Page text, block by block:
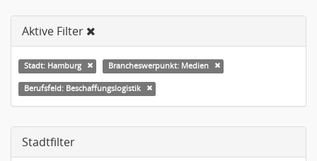
Aktive Filter
Stadt: Hamburg Brancheswerpunkt: Medien
Berufsfeld: Beschaffungslogistik
Stadtfilter